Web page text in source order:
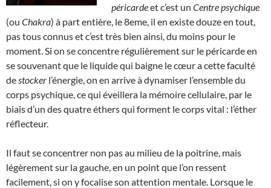
péricardeet c’est un Centre psychique
(ou Chakra) à part entière, le 8eme, il en existe douze en tout,
pas tous connus et c’est très bien ainsi, du moins pour le
moment. Si on se concentre régulièrement sur le péricarde en
se souvenant que le liquide qui baigne le cœur a cette faculté
de stocker l’énergie, on en arrive à dynamiser l’ensemble du
corps psychique, ce qui éveillera la mémoire cellulaire, par le
biais d’un des quatre éthers qui forment le corps vital : l’éther
réflecteur.
Il faut se concentrer non pas au milieu de la poitrine, mais
légèrement sur la gauche, en un point que l’on ressent
facilement, si on y focalise son attention mentale. Lorsque le